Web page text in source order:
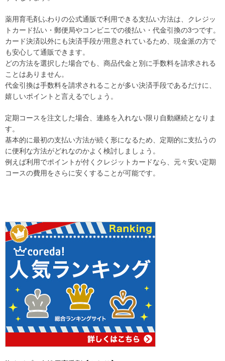
e
a
d
e
薬用育毛剤ふわりの公式通販で利用できる支払い方法は、クレジッ
トカード払い・郵便局やコンビニでの後払い・代金引換の3つです。
カード決済以外にも決済手段が用意されているため、現金派の方で
も安心して通販できます。
どの方法を選択した場合でも、商品代金と別に手数料を請求される
ことはありません。
代金引換は手数料を請求されることが多い決済手段であるだけに、
嬉しいポイントと言えるでしょう。
定期コースを注文した場合、連絡を入れない限り自動継続となりま
す。
基本的に最初の支払い方法が続く形になるため、定期的に支払うの
に便利な方法がどれなのかよく検討しましょう。
例えば利用でポイントが付くクレジットカードなら、元々安い定期
コースの費用をさらに安くすることが可能です。